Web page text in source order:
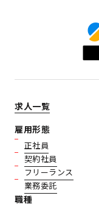
求人一覧
雇用形態
正社員
契約社員
フリーランス
業務委託
職種